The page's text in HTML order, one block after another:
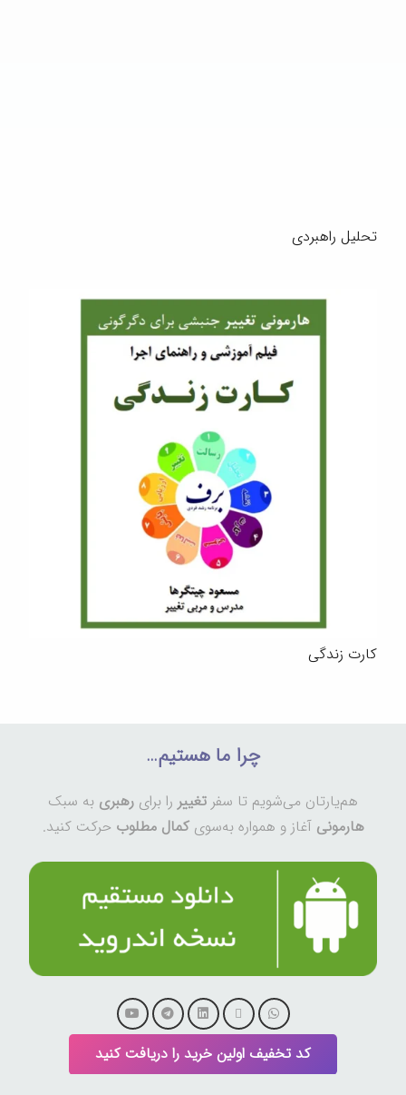
تحلیل راهبردی
کارت زندگی
چرا ما هستیم…
هم‌یارتان می‌شویم تا سفر تغییر را برای رهبری به سبک
هارمونی آغاز و همواره به‌سوی کمال مطلوب حرکت کنید.
کد تخفیف اولین خرید را دریافت کنید